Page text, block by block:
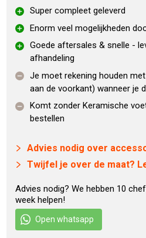
op de TWO.55
Highlights Monolith
onderstel?
Smart Grid Systeem:
zones op verschillende
bakken, roken en koken met
Nauwkeurige
systeem
Temperatuurbereik van ca.
Gesegmenteerde
roestvrijstalen as
Super compleet geleverd
Enorm veel mogelijkheden
Goede aftersales & snelle -
afhandeling
Je moet rekening houden
aan de voorkant) wanneer je
Komt zonder Keramische
bestellen
Advies nodig over
Twijfel je over de maat?
Advies nodig? We hebben 10
week helpen!
Open whatsapp